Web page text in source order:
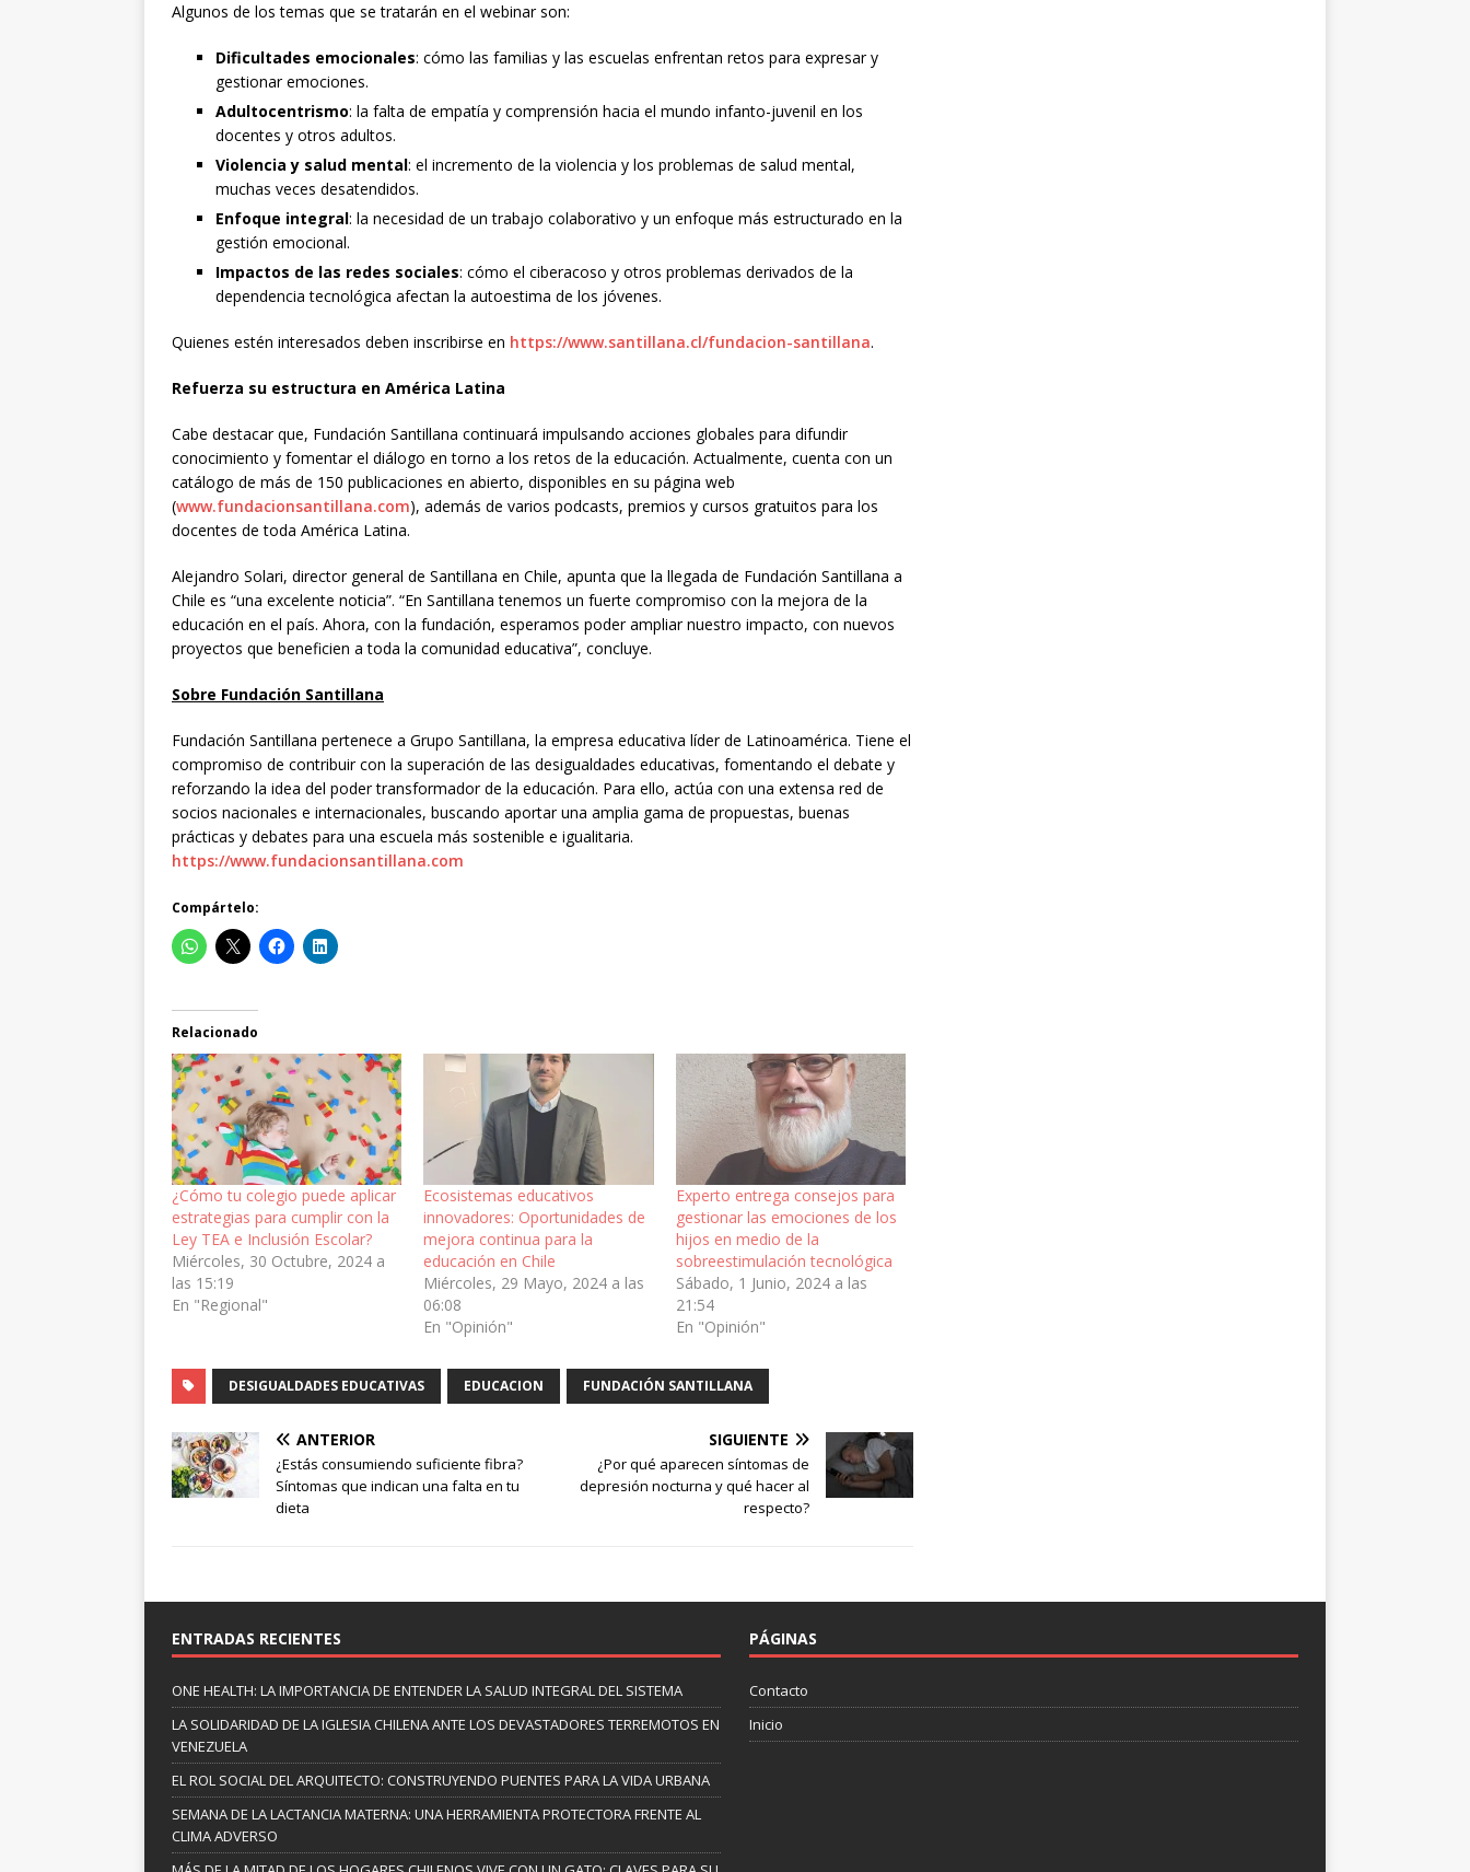
Algunos de los temas que se tratarán en el webinar son:
Dificultades emocionales: cómo las familias y las escuelas enfrentan retos para expresar y
gestionar emociones.
Adultocentrismo: la falta de empatía y comprensión hacia el mundo infanto-juvenil en los
docentes y otros adultos.
Violencia y salud mental: el incremento de la violencia y los problemas de salud mental,
muchas veces desatendidos.
Enfoque integral: la necesidad de un trabajo colaborativo y un enfoque más estructurado en la
gestión emocional.
Impactos de las redes sociales: cómo el ciberacoso y otros problemas derivados de la
dependencia tecnológica afectan la autoestima de los jóvenes.
Quienes estén interesados deben inscribirse en https://www.santillana.cl/fundacion-santillana.
Refuerza su estructura en América Latina
Cabe destacar que, Fundación Santillana continuará impulsando acciones globales para difundir
conocimiento y fomentar el diálogo en torno a los retos de la educación. Actualmente, cuenta con un
catálogo de más de 150 publicaciones en abierto, disponibles en su página web
(www.fundacionsantillana.com), además de varios podcasts, premios y cursos gratuitos para los
docentes de toda América Latina.
Alejandro Solari, director general de Santillana en Chile, apunta que la llegada de Fundación Santillana a
Chile es “una excelente noticia”. “En Santillana tenemos un fuerte compromiso con la mejora de la
educación en el país. Ahora, con la fundación, esperamos poder ampliar nuestro impacto, con nuevos
proyectos que beneficien a toda la comunidad educativa”, concluye.
Sobre Fundación Santillana
Fundación Santillana pertenece a Grupo Santillana, la empresa educativa líder de Latinoamérica. Tiene el
compromiso de contribuir con la superación de las desigualdades educativas, fomentando el debate y
reforzando la idea del poder transformador de la educación. Para ello, actúa con una extensa red de
socios nacionales e internacionales, buscando aportar una amplia gama de propuestas, buenas
prácticas y debates para una escuela más sostenible e igualitaria.
https://www.fundacionsantillana.com
Compártelo:
Relacionado
¿Cómo tu colegio puede aplicar
estrategias para cumplir con la
Ley TEA e Inclusión Escolar?
Miércoles, 30 Octubre, 2024 a
las 15:19
En "Regional"
Ecosistemas educativos
innovadores: Oportunidades de
mejora continua para la
educación en Chile
Miércoles, 29 Mayo, 2024 a las
06:08
En "Opinión"
Experto entrega consejos para
gestionar las emociones de los
hijos en medio de la
sobreestimulación tecnológica
Sábado, 1 Junio, 2024 a las
21:54
En "Opinión"
DESIGUALDADES EDUCATIVAS EDUCACION FUNDACIÓN SANTILLANA
ANTERIOR
¿Estás consumiendo suficiente fibra?
Síntomas que indican una falta en tu
dieta
SIGUIENTE
¿Por qué aparecen síntomas de
depresión nocturna y qué hacer al
respecto?
ENTRADAS RECIENTES
ONE HEALTH: LA IMPORTANCIA DE ENTENDER LA SALUD INTEGRAL DEL SISTEMA
LA SOLIDARIDAD DE LA IGLESIA CHILENA ANTE LOS DEVASTADORES TERREMOTOS EN
VENEZUELA
EL ROL SOCIAL DEL ARQUITECTO: CONSTRUYENDO PUENTES PARA LA VIDA URBANA
SEMANA DE LA LACTANCIA MATERNA: UNA HERRAMIENTA PROTECTORA FRENTE AL
CLIMA ADVERSO
PÁGINAS
Contacto
Inicio